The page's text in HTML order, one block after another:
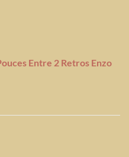
Entre 2 Retros Enzo